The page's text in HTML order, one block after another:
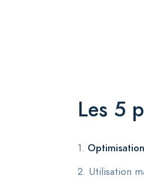
Les 5
1.
2. Utilisation